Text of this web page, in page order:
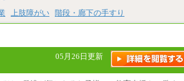
整給
エリア総合職 月給206,000円～214,000＋地
さい。
■(株)JTBコミュニケーションデザイン
総合職 月給230,000円
上肢障がい 階段・廊下の手すり
05月26日更新